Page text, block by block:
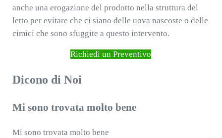
anche una erogazione del prodotto nella struttura del
letto per evitare che ci siano delle uova nascoste o delle
cimici che sono sfuggite a questo intervento.
Richiedi un Preventivo
Dicono di Noi
Mi sono trovata molto bene
Mi sono trovata molto bene